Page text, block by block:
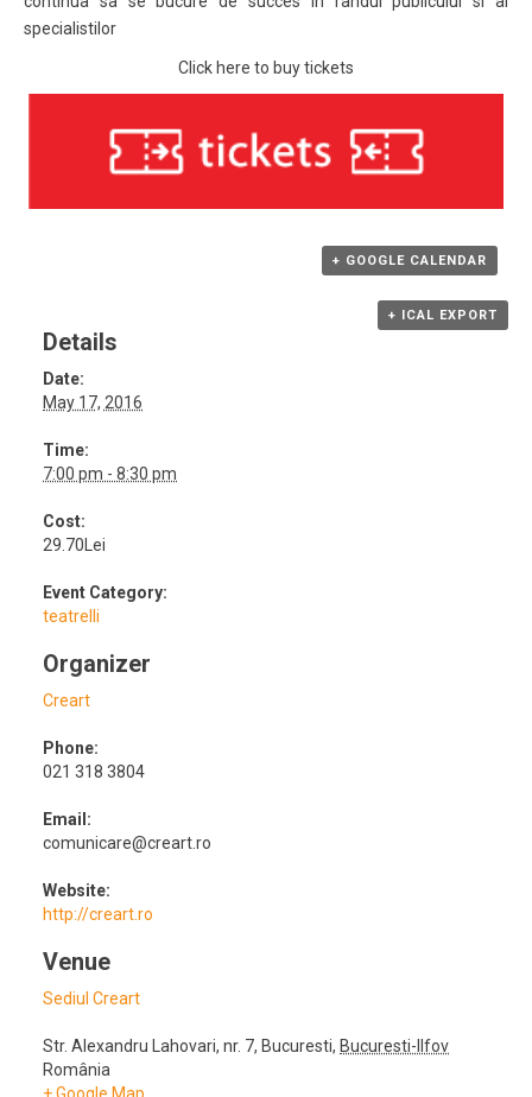
specialistilor
Click here to buy tickets
+ GOOGLE CALENDAR
+ ICAL EXPORT
Details
Date:
May 17, 2016
Time:
7:00 pm - 8:30 pm
Cost:
29.70Lei
Event Category:
teatrelli
Organizer
Creart
Phone:
021 318 3804
Email:
comunicare@creart.ro
Website:
http://creart.ro
Venue
Sediul Creart
Str. Alexandru Lahovari, nr. 7, Bucuresti, Bucuresti-Ilfov
România